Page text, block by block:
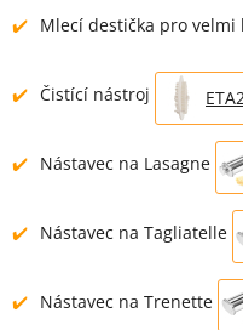
Mlecí destička pro
Čistící nástroj
Nástavec na Lasagne
Nástavec na Tagliatelle
Nástavec na Trenette